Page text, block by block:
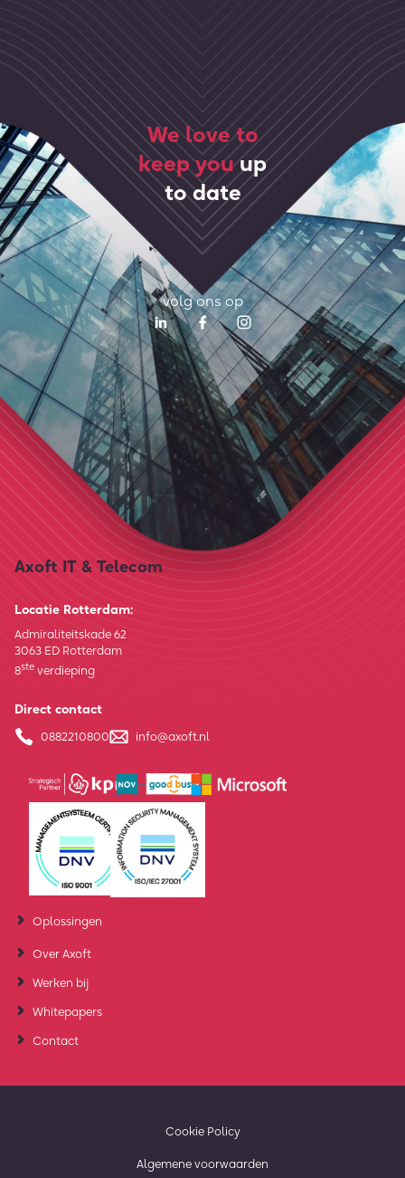
We love to
keep youup
to date
volg ons op
Axoft IT & Telecom
Locatie Rotterdam:
Admiraliteitskade 62
3063 ED Rotterdam
8ste verdieping
Direct contact
0882210800 info@axoft.nl
Oplossingen
Over Axoft
Werken bij
Whitepapers
Contact
Cookie Policy
Algemene voorwaarden